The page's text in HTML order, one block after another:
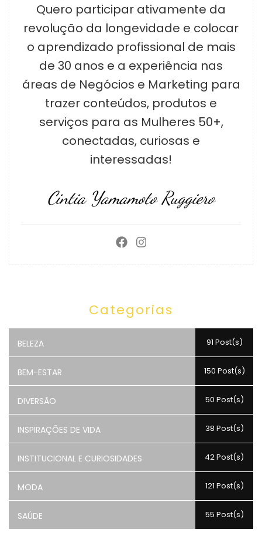
Quero participar ativamente da
revolução da longevidade e colocar
o aprendizado profissional de mais
de 30 anos e a experiência nas
áreas de Negócios e Marketing para
trazer conteúdos, produtos e
serviços para as Mulheres 50+,
conectadas, curiosas e
interessadas!
Cintia Yamamoto Ruggiero
Categorias
BELEZA 91 Post(s)
BEM-ESTAR 150 Post(s)
DIVERSÃO 50 Post(s)
INSPIRAÇÕES DE VIDA 38 Post(s)
INSTITUCIONAL E CURIOSIDADES 42 Post(s)
MODA 121 Post(s)
SAÚDE 55 Post(s)